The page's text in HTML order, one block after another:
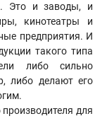
. Это и заводы, и
кинотеатры и
предприятия. И
такого типа
либо сильно
либо делают его
для